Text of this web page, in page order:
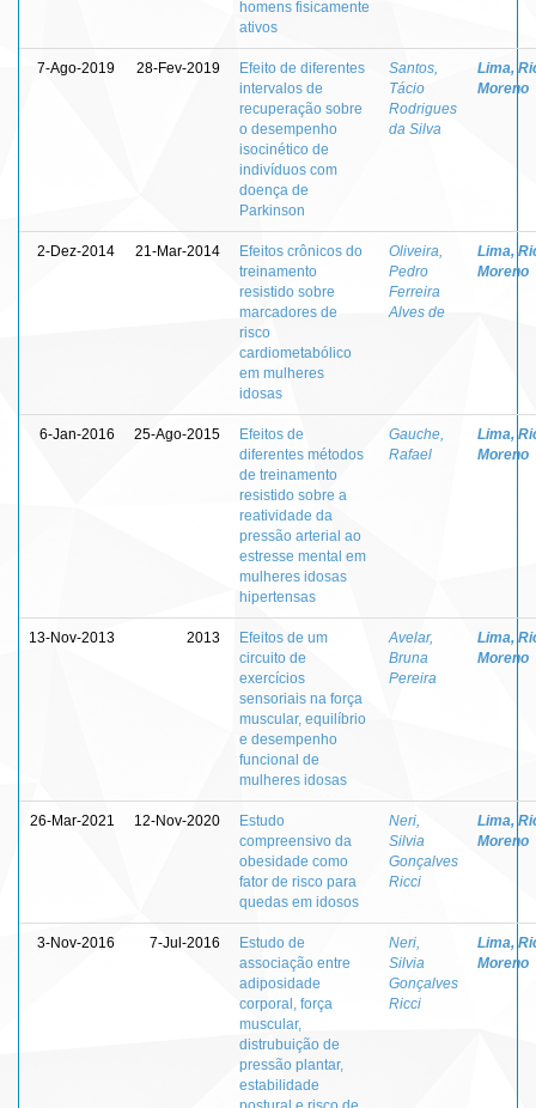
homens fisicamente
ativos
7-Ago-2019 28-Fev-2019
Efeito de diferentes
intervalos de
recuperação sobre
o desempenho
isocinético de
indivíduos com
doença de
Parkinson
Santos,
Tácio
Rodrigues
da Silva
Lima,
Moreno
2-Dez-2014 21-Mar-2014
Efeitos crônicos do
treinamento
resistido sobre
marcadores de
risco
cardiometabólico
em mulheres
idosas
Oliveira,
Pedro
Ferreira
Alves de
Lima,
Moreno
6-Jan-2016 25-Ago-2015
Efeitos de
diferentes métodos
de treinamento
resistido sobre a
reatividade da
pressão arterial ao
estresse mental em
mulheres idosas
hipertensas
Gauche,
Rafael
Lima,
Moreno
13-Nov-2013 2013
Efeitos de um
circuito de
exercícios
sensoriais na força
muscular, equilíbrio
e desempenho
funcional de
mulheres idosas
Avelar,
Bruna
Pereira
Lima,
Moreno
26-Mar-2021 12-Nov-2020
Estudo
compreensivo da
obesidade como
fator de risco para
quedas em idosos
Neri,
Silvia
Gonçalves
Ricci
Lima,
Moreno
3-Nov-2016 7-Jul-2016
Estudo de
associação entre
adiposidade
corporal, força
muscular,
distrubuição de
pressão plantar,
estabilidade
Neri,
Silvia
Gonçalves
Ricci
Lima,
Moreno